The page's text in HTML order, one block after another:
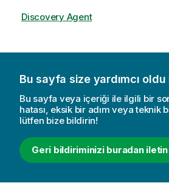
Discovery Agent
Bu sayfa size yardımcı oldu
Bu sayfa veya içeriği ile ilgili bir
hatası, eksik bir adım veya teknik
lütfen bize bildirin!
Geri bildiriminizi buradan iletin